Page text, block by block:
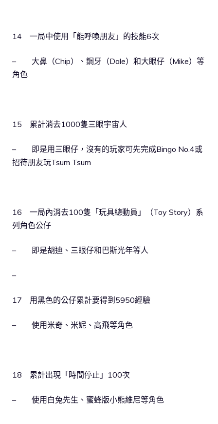
14 一局中使用「能呼喚朋友」的技能6次
– 大鼻（Chip）、鋼牙（Dale）和大眼仔（Mike）等
角色
15 累計消去1000隻三眼宇宙人
– 即是用三眼仔，沒有的玩家可先完成Bingo No.4或
招待朋友玩Tsum Tsum
16 一局內消去100隻「玩具總動員」（Toy Story）系
列角色公仔
– 即是胡迪、三眼仔和巴斯光年等人
–
17 用黑色的公仔累計要得到5950經驗
– 使用米奇、米妮、高飛等角色
18 累計出現「時間停止」100次
– 使用白兔先生、蜜蜂版小熊維尼等角色